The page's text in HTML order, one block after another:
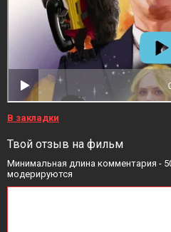
В закладки
Твой отзыв на фильм
Минимальная длина комментария -
модерируются